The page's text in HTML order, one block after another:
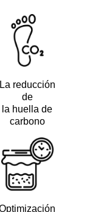
La reducción
de
la huella de
carbono